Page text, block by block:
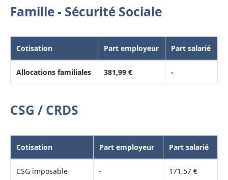
Famille - Sécurité Sociale
Cotisation Part employeur Part salarié
Allocations familiales 381,99 € -
CSG / CRDS
Cotisation Part employeur Part salarié
CSG imposable - 171,57 €